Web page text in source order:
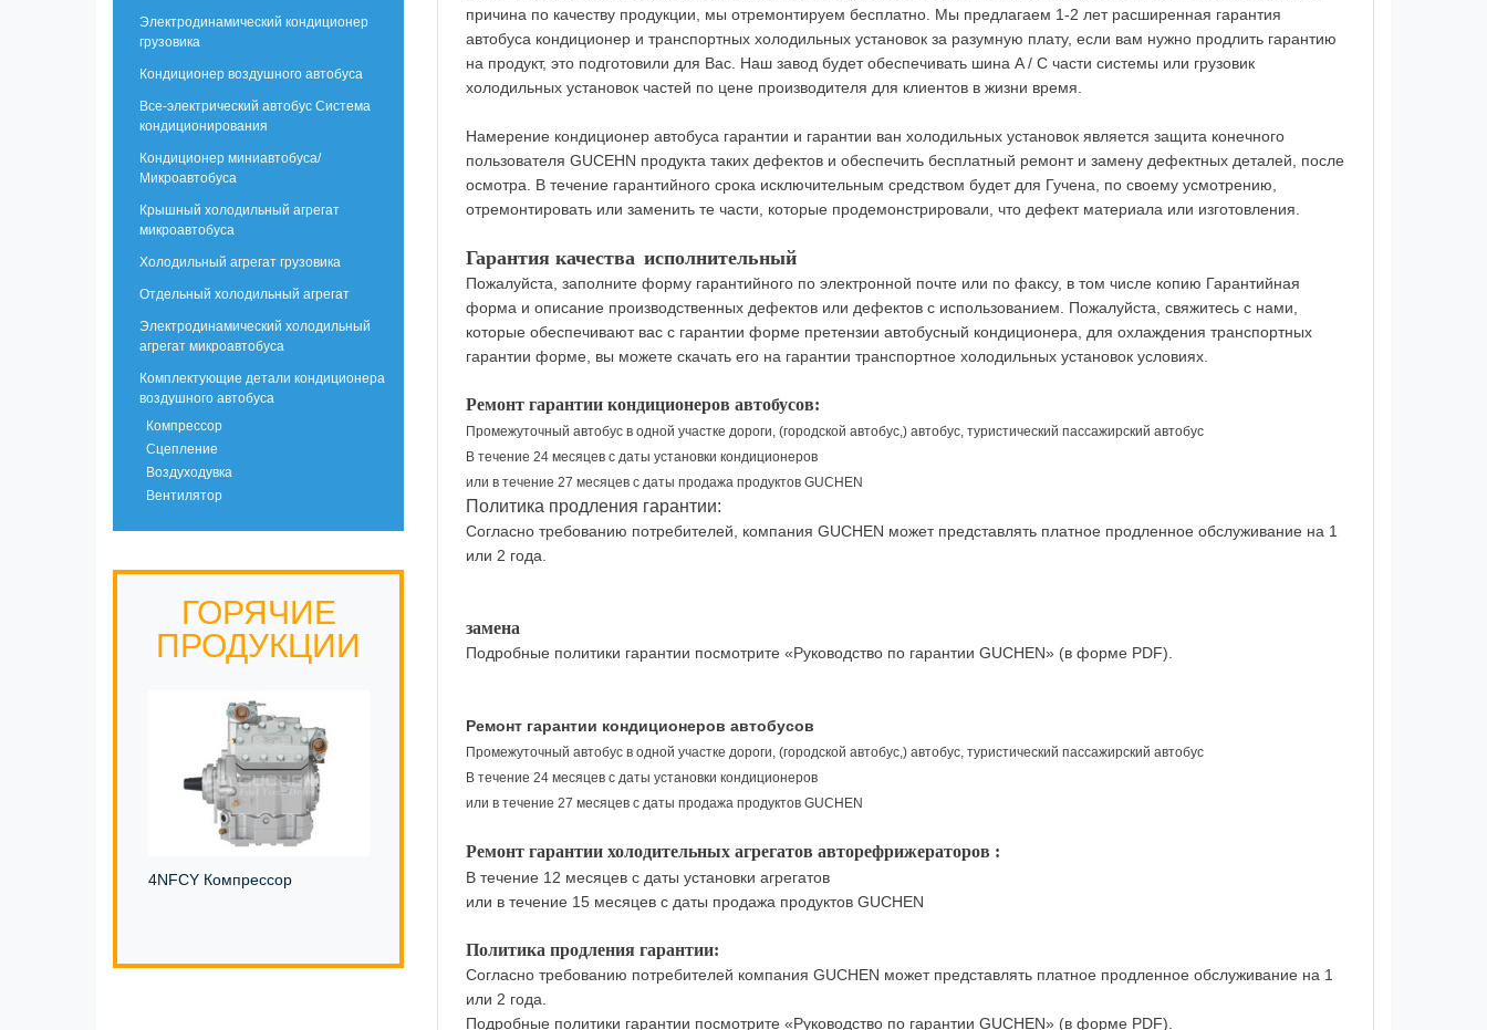
Электродинамический кондиционер
грузовика
Кондиционер воздушного автобуса
Все-электрический автобус Система
кондиционирования
Кондиционер миниавтобуса/
Микроавтобуса
Крышный холодильный агрегат
микроавтобуса
Холодильный агрегат грузовика
Отдельный холодильный агрегат
Электродинамический холодильный
агрегат микроавтобуса
Комплектующие детали кондиционера
воздушного автобуса
Компрессор
Сцепление
Воздуходувка
Вентилятор
ГОРЯЧИЕ
ПРОДУКЦИИ
4NFCY Компрессор
причина по качеству продукции мы отремонтируем бесплатно. Мы предлагаем 1-2 лет расширенная гарантия
автобуса кондиционер и транспортных холодильных установок за разумную плату, если вам нужно продлить гарантию
на продукт, это подготовили для Вас. Наш завод будет обеспечивать шина A / C части системы или грузовик
холодильных установок частей по цене производителя для клиентов в жизни время.
Намерение кондиционер автобуса гарантии и гарантии ван холодильных установок является защита конечного
пользователя GUCEHN продукта таких дефектов и обеспечить бесплатный ремонт и замену дефектных деталей
после
осмотра.
В течение гарантийного срока исключительным средством будет для Гучена по своему усмотрению
отремонтировать или заменить те части , которые продемонстрировали , что дефект материала или изготовления
Гарантия качества исполнительный
Пожалуйста, заполните форму гарантийного по электронной почте или по факсу, в том числе копию Гарантийная
форма и описание производственных дефектов или дефектов с использованием Пожалуйста, свяжитесь с нами
которые обеспечивают вас с гарантии форме претензии автобусный кондиционера, для охлаждения транспортных
гарантии форме, вы можете скачать его на гарантии транспортное холодильных установок условиях.
Ремонт гарантии кондиционеров автобусов:
Промежуточный автобус в одной участке дороги, (городской автобус,) автобус, туристический пассажирский автобус
В течение 24 месяцев с даты установки кондиционеров
или в течение 27 месяцев с даты продажа продуктов GUCHEN
Политика продления гарантии:
Согласно требованию потребителей, компания GUCHEN может представлять платное продленное обслуживание на 1
или 2 года.
замена
Подробные политики гарантии посмотрите «Руководство по гарантии GUCHEN» (в форме PDF).
Ремонт гарантии кондиционеров автобусов
Промежуточный автобус в одной участке дороги, (городской автобус,) автобус, туристический пассажирский автобус
В течение 24 месяцев с даты установки кондиционеров
или в течение 27 месяцев с даты продажа продуктов GUCHEN
Ремонт гарантии холодительных агрегатов авторефрижераторов :
В течение 12 месяцев с даты установки агрегатов
или в течение 15 месяцев с даты продажа продуктов GUCHEN
Политика продления гарантии:
Согласно требованию потребителей компания GUCHEN может представлять платное продленное обслуживание на 1
или 2 года.
Подробные политики гарантии посмотрите «Руководство по гарантии GUCHEN» (в форме PDF).